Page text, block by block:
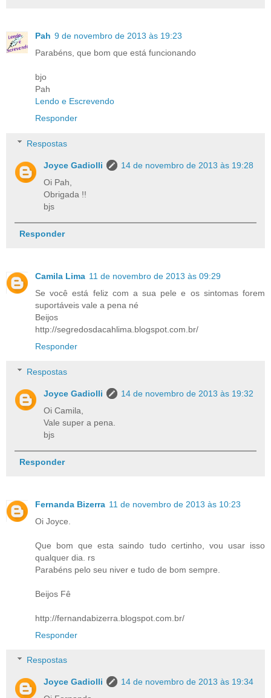
Pah 9 de novembro de 2013 às 19:23
Parabéns, que bom que está funcionando
bjo
Pah
Lendo e Escrevendo
Responder
Respostas
Joyce Gadiolli
14 de novembro de 2013 às 19:28
Oi Pah,
Obrigada !!
bjs
Responder
Camila Lima 11 de novembro de 2013 às 09:29
Se você está feliz com a sua pele e os sintomas forem
suportáveis vale a pena né
Beijos
http://segredosdacahlima.blogspot.com.br/
Responder
Respostas
Joyce Gadiolli
14 de novembro de 2013 às 19:32
Oi Camila,
Vale super a pena.
bjs
Responder
Fernanda Bizerra 11 de novembro de 2013 às 10:23
Oi Joyce.
Que bom que esta saindo tudo certinho, vou usar isso
qualquer dia. rs
Parabéns pelo seu niver e tudo de bom sempre.
Beijos Fê
http://fernandabizerra.blogspot.com.br/
Responder
Respostas
Joyce Gadiolli
14 de novembro de 2013 às 19:34